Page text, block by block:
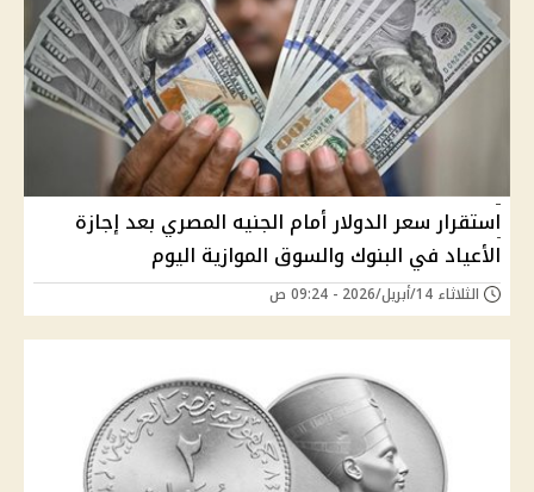
استقرار سعر الدولار أمام الجنيه المصري بعد إجازة
الأعياد في البنوك والسوق الموازية اليوم
الثلاثاء 14/أبريل/2026 - 09:24 ص